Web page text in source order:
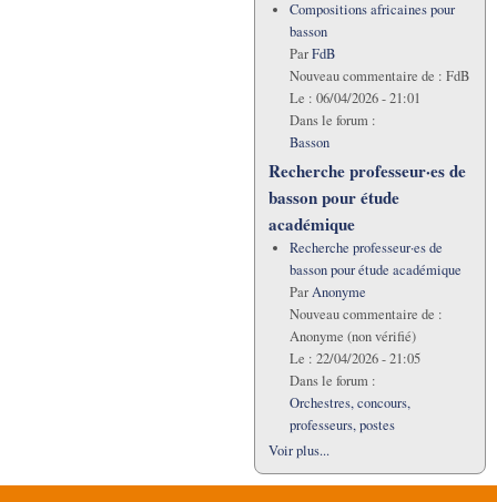
Compositions africaines pour
basson
ParFdB
Nouveau commentaire de : FdB
Le : 06/04/2026 - 21:01
Dans le forum :
Basson
Recherche professeur·es de
basson pour étude
académique
Recherche professeur·es de
basson pour étude académique
ParAnonyme
Nouveau commentaire de :
Anonyme (non vérifié)
Le : 22/04/2026 - 21:05
Dans le forum :
Orchestres, concours,
professeurs, postes
Voir plus...